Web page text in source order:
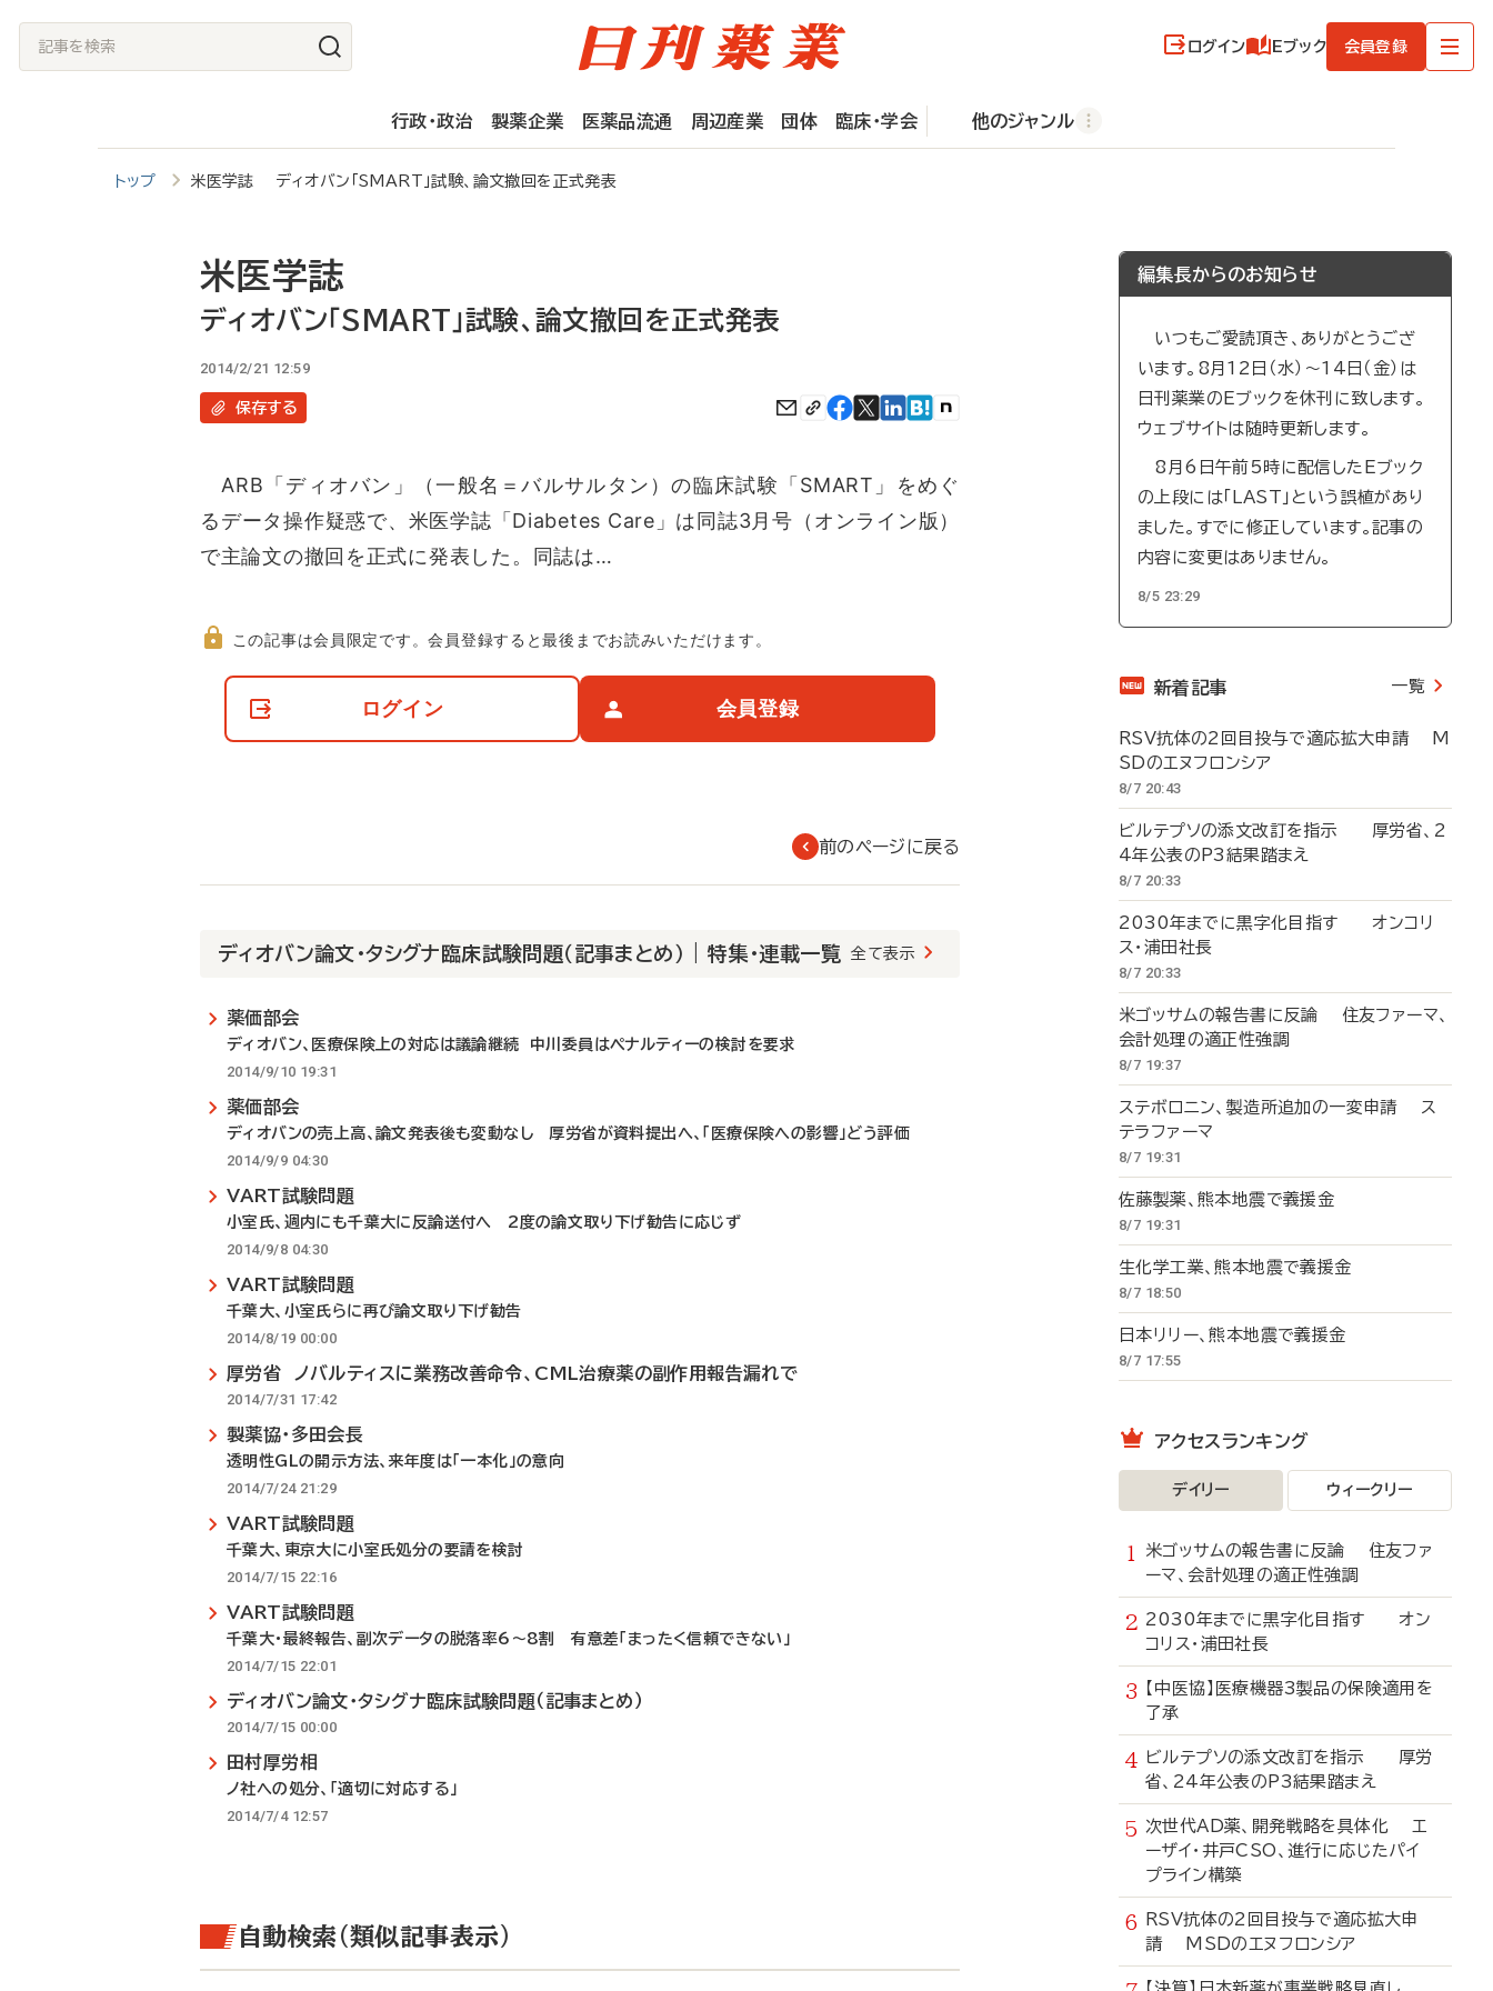
記
事
ログイン Eブック 会員登録
行政・政治 製薬企業 医薬品流通 周辺産業 団体 臨床・学会 他のジャンル
トップ 米医学誌 ディオバン「SMART」試験、論文撤回を正式発表
米医学誌
ディオバン「SMART」試験、論文撤回を正式発表
2014/2/21 12:59
保存する
ARB「ディオバン」（一般名＝バルサルタン）の臨床試験「SMART」をめぐ
るデータ操作疑惑で、米医学誌「Diabetes Care」は同誌3月号（オンライン版）
で主論文の撤回を正式に発表した。同誌は…
て
この記事は会員限定です。会員登録すると最後までお読みいただけます。
ログイン 会員登録
前のページに戻る
ディオバン論文・タシグナ臨床試験問題（記事まとめ） | 特集・連載一覧 全て表示
薬価部会
ディオバン、医療保険上の対応は議論継続 中川委員はペナルティーの検討を要求
2014/9/10 19:31
薬価部会
ディオバンの売上高、論文発表後も変動なし 厚労省が資料提出へ、「医療保険への影響」どう評価
2014/9/9 04:30
VART試験問題
小室氏、週内にも千葉大に反論送付へ 2度の論文取り下げ勧告に応じず
2014/9/8 04:30
VART試験問題
千葉大、小室氏らに再び論文取り下げ勧告
2014/8/19 00:00
厚労省 ノバルティスに業務改善命令、CML治療薬の副作用報告漏れで
2014/7/31 17:42
製薬協・多田会長
透明性GLの開示方法、来年度は「一本化」の意向
2014/7/24 21:29
VART試験問題
千葉大、東京大に小室氏処分の要請を検討
2014/7/15 22:16
VART試験問題
千葉大・最終報告、副次データの脱落率6～8割 有意差「まったく信頼できない」
2014/7/15 22:01
ディオバン論文・タシグナ臨床試験問題（記事まとめ）
2014/7/15 00:00
田村厚労相
ノ社への処分、「適切に対応する」
2014/7/4 12:57
自動検索（類似記事表示）
編集長からのお知らせ
いつもご愛読頂き、ありがとうござ
います。8月12日（水）～14日（金）は
日刊薬業のEブックを休刊に致します。
ウェブサイトは随時更新します。
8月6日午前5時に配信したEブック
の上段には「LAST」という誤植があり
ました。すでに修正しています。記事の
内容に変更はありません。
8/5 23:29
新着記事 一覧
RSV抗体の2回目投与で適応拡大申請 M
SDのエヌフロンシア
8/7 20:43
ビルテプソの添文改訂を指示 厚労省、2
4年公表のP3結果踏まえ
8/7 20:33
2030年までに黒字化目指す オンコリ
ス・浦田社長
8/7 20:33
米ゴッサムの報告書に反論 住友ファーマ、
会計処理の適正性強調
8/7 19:37
ステボロニン、製造所追加の一変申請 ス
テラファーマ
8/7 19:31
佐藤製薬、熊本地震で義援金
8/7 19:31
生化学工業、熊本地震で義援金
8/7 18:50
日本リリー、熊本地震で義援金
8/7 17:55
アクセスランキング
デイリー ウィークリー
米ゴッサムの報告書に反論 住友ファ
ーマ、会計処理の適正性強調
2030年までに黒字化目指す オン
コリス・浦田社長
【中医協】医療機器3製品の保険適用を
了承
ビルテプソの添文改訂を指示 厚労
省、24年公表のP3結果踏まえ
次世代AD薬、開発戦略を具体化 エ
ーザイ・井戸CSO、進行に応じたパイ
プライン構築
RSV抗体の2回目投与で適応拡大申
請 MSDのエヌフロンシア